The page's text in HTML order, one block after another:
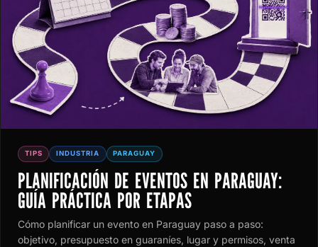
TIPS INDUSTRIA PARAGUAY
PLANIFICACIÓN DE EVENTOS EN PARAGUAY:
GUÍA PRÁCTICA POR ETAPAS
Cómo planificar un evento en Paraguay paso a paso:
objetivo, presupuesto en guaraníes, lugar y permisos, venta